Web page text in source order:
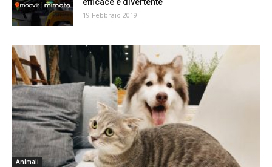
19 Febbraio 2019
Animali